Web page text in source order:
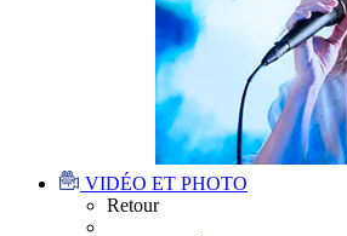
VIDÉO ET PHOTO
Retour